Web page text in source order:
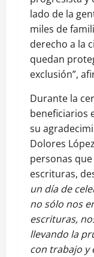
lado de la
miles de
derecho a la
quedan
exclusión”,
Durante la
beneficiarios
su
Dolores
personas
escrituras,
un día de
no sólo nos
escrituras,
llevando la
con trabajo y